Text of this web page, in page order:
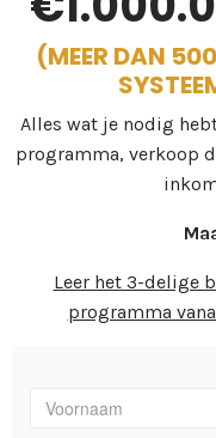
(MEER DAN
Alles wat je nodig
programma, verkoop
Leer het 3-delige
programma